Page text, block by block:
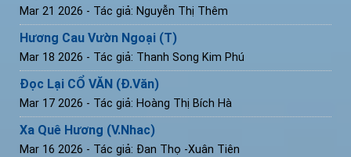
Mar 21 2026 - Tác giả: Nguyễn Thị Thêm
Hương Cau Vườn Ngoại (T)
Mar 18 2026 - Tác giả: Thanh Song Kim Phú
Đọc Lại CỔ VĂN (Đ.Văn)
Mar 17 2026 - Tác giả: Hoàng Thị Bích Hà
Xa Quê Hương (V.Nhac)
Mar 16 2026 - Tác giả: Đan Thọ -Xuân Tiên